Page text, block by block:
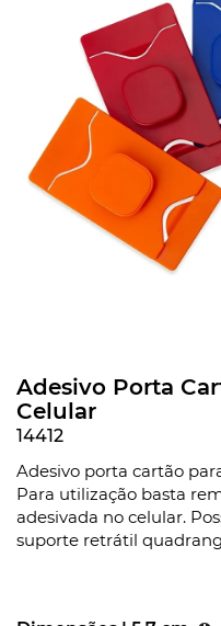
Adesivo Porta
Celular
14412
Adesivo porta cartão
Para utilização basta
adesivada no celular.
suporte retrátil